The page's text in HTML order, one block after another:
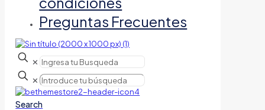
Preguntas Frecuentes
✕
✕
Search